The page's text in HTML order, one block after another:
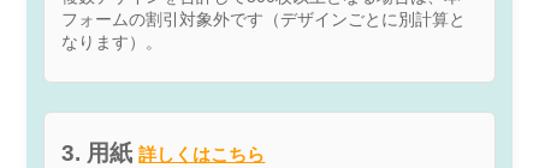
フォームの割引対象外です（デザインごとに別計算と
なります）。
3. 用紙詳しくはこちら